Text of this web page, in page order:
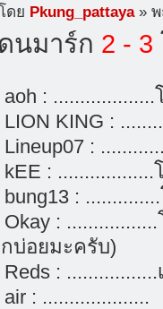
ดย Pkung_pattaya» พ
นมาร์ก 2 - 3
aoh :
LION KING :
Lineup07 :
kEE :
bung13 :
Okay :
บ่อยมะครับ)
Reds :
air : ....................